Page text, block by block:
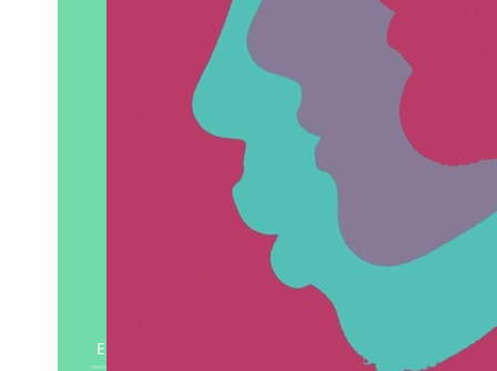
En savoir plus